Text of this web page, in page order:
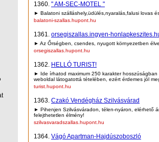
1360. " AM-SEC-MOTEL "
► Balatoni szálláshely,üdülés,nyaralás,falusi lovas
balatoni-szallas.hupont.hu
1361. orsegiszallas.ingyen-
► Az Őrségben, csendes, nyugott környezetben
orsegiszallas.hupont.hu
1362. HELLÓ TURIST!
► Ide írhatod maximum 250 karakter
weboldal látogatottá tételében, ezért érdemes jól
turist.hupont.hu
1363. Czakó Vendégház Szilvásvárad
► Pihenjen Szilvásváradon, télen-nyáron, elérhető
felejthetetlen élmény!
szilvasvaradszallas.hupont.hu
1364. Vágó Apartman-Hajdúszoboszló